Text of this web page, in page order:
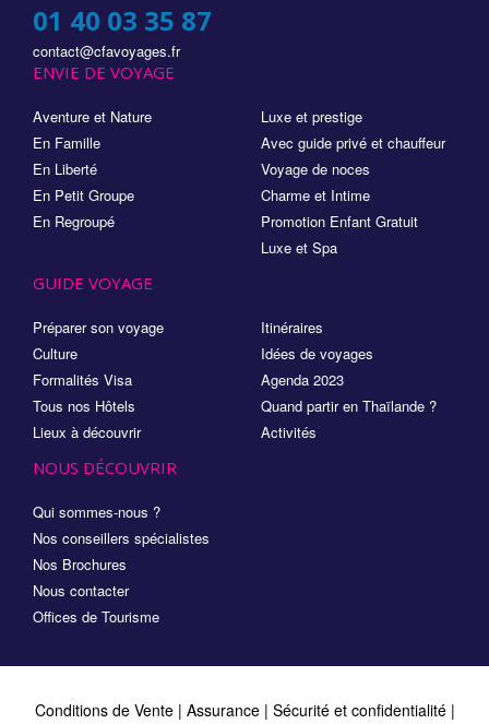
01 40 03 35 87
contact@cfavoyages.fr
ENVIE DE VOYAGE
Aventure et Nature
En Famille
En Liberté
En Petit Groupe
En Regroupé
Luxe et prestige
Avec guide privé et chauffeur
Voyage de noces
Charme et Intime
Promotion Enfant Gratuit
Luxe et Spa
GUIDE VOYAGE
Préparer son voyage
Culture
Formalités Visa
Tous nos Hôtels
Lieux à découvrir
Itinéraires
Idées de voyages
Agenda 2023
Quand partir en Thaïlande ?
Activités
NOUS DÉCOUVRIR
Qui sommes-nous ?
Nos conseillers spécialistes
Nos Brochures
Nous contacter
Offices de Tourisme
Conditions de Vente| Assurance | Sécurité et confidentialité|